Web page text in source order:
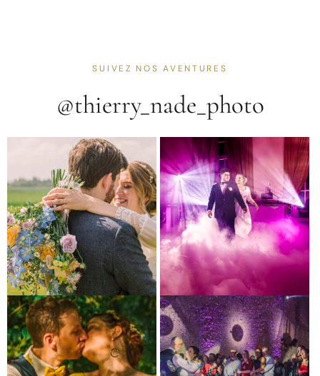
SUIVEZ NOS AVENTURES
@thierry_nade_photo